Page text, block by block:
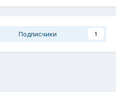
Подписчики 1